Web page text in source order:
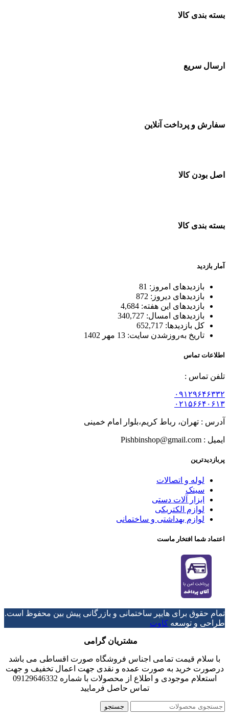
بسته بندی کالا
ارسال سریع
سفارش و پرداخت آنلاین
اصل بودن کالا
بسته بندی کالا
آمار بازدید
بازدیدهای امروز: 81
بازدیدهای دیروز: 872
بازدیدهای این هفته: 4,684
بازدیدهای امسال: 340,727
کل بازدیدها: 652,717
تاریخ به‌روزشدن سایت: 13 مهر 1402
اطلاعات تماس
تلفن تماس :
۰۹۱۲۹۶۴۶۳۳۲
۰۲۱۵۶۶۴۰۶۱۳
آدرس : تهران، رباط کریم،بلوار امام خمینی
ایمیل : Pishbinshop@gmail.com
پربازدیدترین
لوله و اتصالات
سینک
ابزار آلات دستی
لوازم الکتریکی
لوازم بهداشتی و ساختمانی
اعتماد شما افتخار ماست
تمام حقوق برای هایپر ساختمانی و بازرگانی پیش بین محفوظ است.
طراحی و توسعه کاوت
مشتریان گرامی
با سلام قیمت تمامی اجناس فروشگاه صورت اقساطی می باشد
درصورت خرید به صورت عمده و نقدی جهت اعمال تخفیف و جهت
استعلام موجودی و اطلاع از محصولات با شماره 09129646332
تماس حاصل فرمایید
جستجو